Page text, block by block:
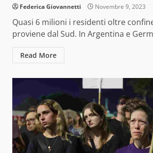
Federica Giovannetti Novembre 9, 2023
Quasi 6 milioni i residenti oltre
proviene dal Sud. In Argentina e
Read More